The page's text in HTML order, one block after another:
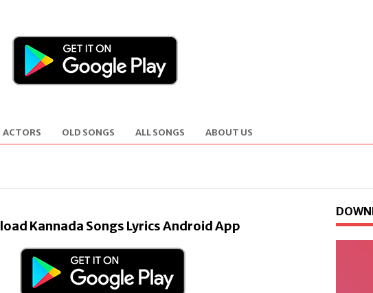
ACTORS OLD SONGS ALL SONGS ABOUT US
Kannada Songs Lyrics Android App